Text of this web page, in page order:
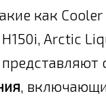
как
Arctic
представляют
,